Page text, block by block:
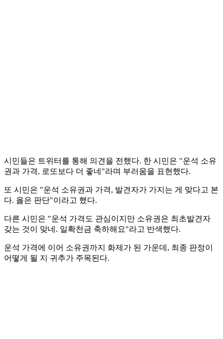
시민들은 트위터를 통해 의견을 전했다. 한 시민은 "운석 소유
권과 가격, 로또보다 더 좋네"라며 부러움을 표현했다.
또 시민은 "운석 소유권과 가격, 발견자가 가지는 게 맞다고 본
다. 옳은 판단"이라고 했다.
다른 시민은 "운석 가격도 관심이지만 소유권은 최초발견자
갖는 것이 맞네. 일확천금 축하해요"라고 반색했다.
운석 가격에 이어 소유권까지 화제가 된 가운데, 최종 판정이
어떻게 될 지 귀추가 주목된다.